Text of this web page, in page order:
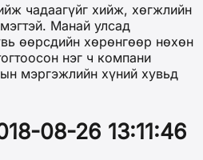
чадаагүйг хийж, хөгжлийн
Манай улсад
өөрсдийн хөрөнгөөр нөхөн
нэг ч компани
мэргэжлийн хүний хувьд
08-26 13:11:46